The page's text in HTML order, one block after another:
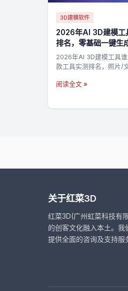
3D建模软件
2026年AI 3D建模工
排名，零基础一键生
2026年AI 3D建模工具
款工具实测排名，照片/
阅读全文 »
关于红菜3D
红菜3D(广州虹菜科技有
的创客文化融入本土。
提供全面的咨询及支持服